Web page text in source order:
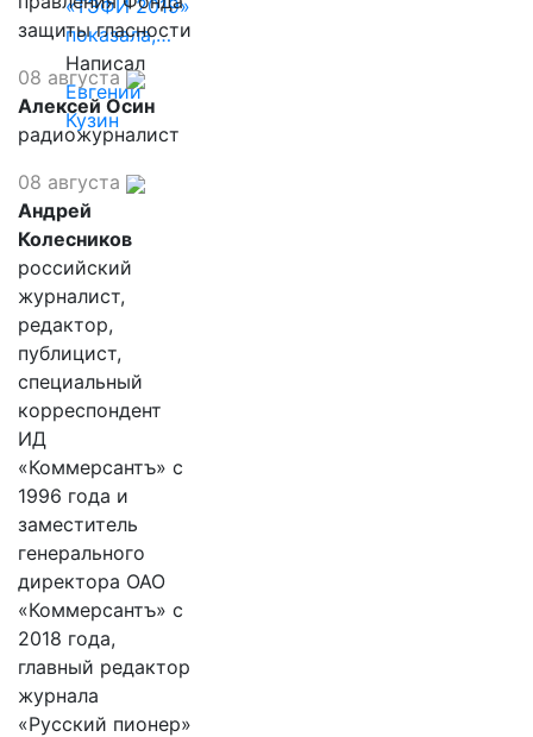
«ТЭФИ 2019»
показала,…
Написал
Евгений
Кузин
защиты гласности
08 августа
Алексей Осин
радиожурналист
08 августа
Андрей
Колесников
российский
журналист,
редактор,
публицист,
специальный
корреспондент
ИД
«Коммерсантъ» с
1996 года и
заместитель
генерального
директора ОАО
«Коммерсантъ» с
2018 года,
главный редактор
журнала
«Русский пионер»